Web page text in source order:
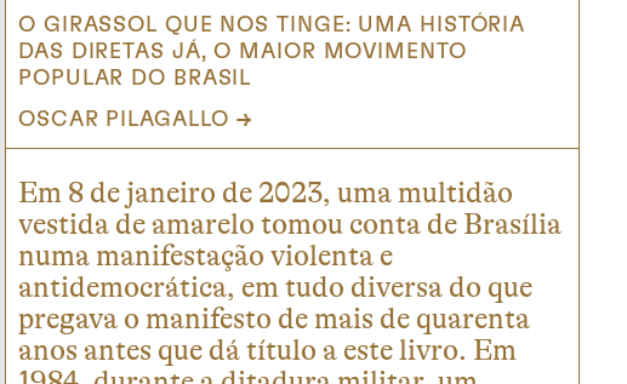
O GIRASSOL QUE NOS TINGE: UMA HISTÓRIA
DAS DIRETAS JÁ, O MAIOR MOVIMENTO
POPULAR DO BRASIL
OSCAR PILAGALLO
Em 8 de janeiro de 2023, uma multidão
vestida de amarelo tomou conta de Brasília
numa manifestação violenta e
antidemocrática, em tudo diversa do que
pregava o manifesto de mais de quarenta
anos antes que dá título a este livro. Em